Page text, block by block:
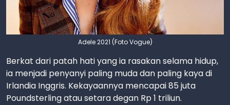
Adele 2021 (Foto Vogue)
Berkat dari patah hati yang ia rasakan selama hidup,
ia menjadi penyanyi paling muda dan paling kaya di
Irlandia Inggris. Kekayaannya mencapai 85 juta
Poundsterling atau setara degan Rp 1 triliun.